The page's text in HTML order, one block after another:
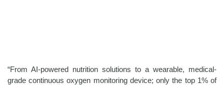
“From AI-powered nutrition solutions to a wearable, medical-
grade continuous oxygen monitoring device; only the top 1% of